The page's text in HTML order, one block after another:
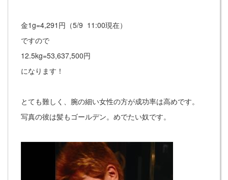
金1g=4,291円（5/9 11:00現在）
ですので
12.5kg=53,637,500円
になります！
とても難しく、腕の細い女性の方が成功率は高めです。
写真の彼は髪もゴールデン。めでたい奴です。